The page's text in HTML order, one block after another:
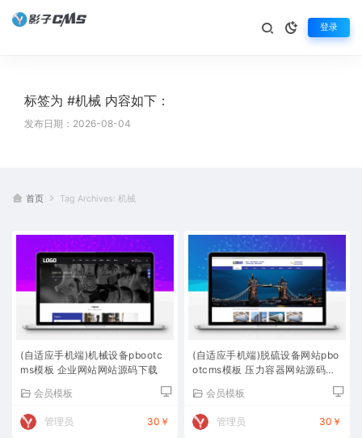
登录
标签为 #机械 内容如下：
发布日期：2026-08-04
首页 Tag Archives: 机械
(自适应手机端)机械设备pbootc
ms模板 企业网站网站源码下载
会员模板
管理员 30￥
(自适应手机端)脱硫设备网站pbo
otcms模板 压力容器网站源码下
会员模板
管理员 30￥